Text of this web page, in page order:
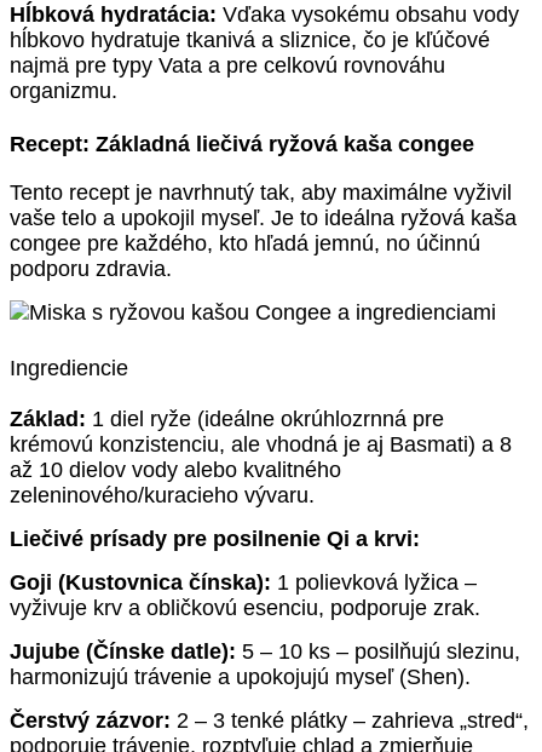
Hĺbková hydratácia: Vďaka vysokému obsahu vody
hĺbkovo hydratuje tkanivá a sliznice, čo je kľúčové
najmä pre typy Vata a pre celkovú rovnováhu
organizmu.
Recept: Základná liečivá ryžová kaša congee
Tento recept je navrhnutý tak, aby maximálne vyživil
vaše telo a upokojil myseľ. Je to ideálna ryžová kaša
congee pre každého, kto hľadá jemnú, no účinnú
podporu zdravia.
Ingrediencie
Základ: 1 diel ryže (ideálne okrúhlozrnná pre
krémovú konzistenciu, ale vhodná je aj Basmati) a 8
až 10 dielov vody alebo kvalitného
zeleninového/kuracieho vývaru.
Liečivé prísady pre posilnenie Qi a krvi:
Goji (Kustovnica čínska): 1 polievková lyžica –
vyživuje krv a obličkovú esenciu, podporuje zrak.
Jujube (Čínske datle): 5 – 10 ks – posilňujú slezinu,
harmonizujú trávenie a upokojujú myseľ (Shen).
Čerstvý zázvor: 2 – 3 tenké plátky – zahrieva „stred“,
podporuje trávenie, rozptyľuje chlad a zmierňuje